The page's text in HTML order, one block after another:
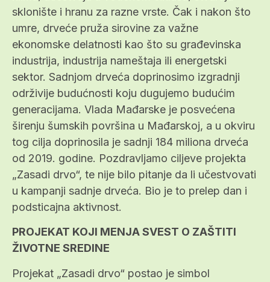
sklonište i hranu za razne vrste. Čak i nakon što
umre, drveće pruža sirovine za važne
ekonomske delatnosti kao što su građevinska
industrija, industrija nameštaja ili energetski
sektor. Sadnjom drveća doprinosimo izgradnji
održivije budućnosti koju dugujemo budućim
generacijama. Vlada Mađarske je posvećena
širenju šumskih površina u Mađarskoj, a u okviru
tog cilja doprinosila je sadnji 184 miliona drveća
od 2019. godine. Pozdravljamo ciljeve projekta
„Zasadi drvo“, te nije bilo pitanje da li učestvovati
u kampanji sadnje drveća. Bio je to prelep dan i
podsticajna aktivnost.
PROJEKAT KOJI MENJA SVEST O ZAŠTITI
ŽIVOTNE SREDINE
Projekat „Zasadi drvo“ postao je simbol